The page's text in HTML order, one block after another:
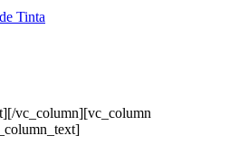
Tinta
vc_column][vc_column